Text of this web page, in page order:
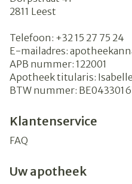
2811 Leest
Telefoon: +32 15 27 75 24
E-mailadres:
APB nummer: 122001
Apotheek titularis:
BTW nummer:
Klantenservice
FAQ
Uw apotheek